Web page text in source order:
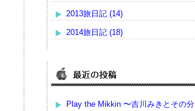
2013旅日記 (14)
2014旅日記 (18)
Play the Mikkin 〜吉川みきとその分